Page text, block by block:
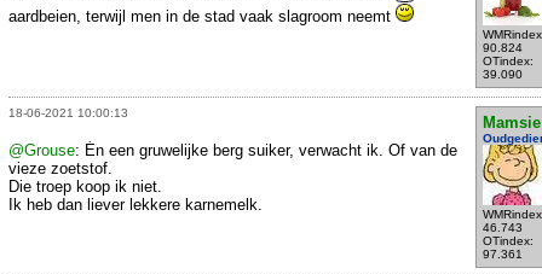
90.824
OTindex:
39.090
aardbeien, terwijl men in de stad vaak slagroom neemt
18-06-2021 10:00:13
Mamsie
46.743
OTindex:
97.361
@Grouse: Én een gruwelijke berg suiker, verwacht ik. Of van de
vieze zoetstof.
Die troep koop ik niet.
Ik heb dan liever lekkere karnemelk.